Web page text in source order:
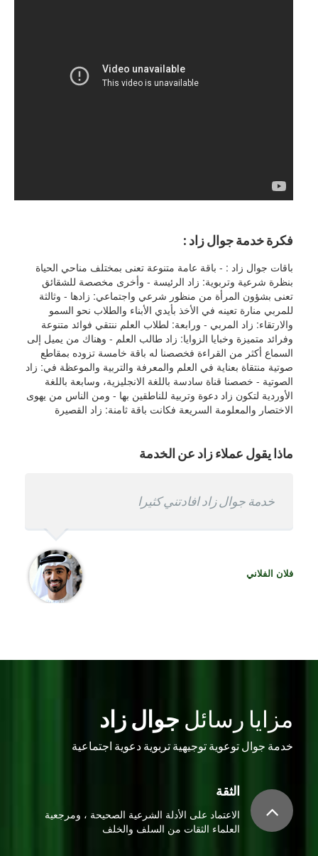
فكرة خدمة جوال زاد :
باقات جوال زاد : - باقة عامة متنوعة تعنى بمختلف مناحي الحياة
بنظرة شرعية وتربوية: زاد الرئيسة - وأخرى مخصصة للشقائق
تعنى بشؤون المرأة من منظور شرعي واجتماعي: زادها - وثالثة
للمربي منارة تعينه في الأخذ بأيدي الأبناء والطلاب نحو السمو
والارتقاء: زاد المربي - ورابعة: لطلاب العلم ننتقي فوائد متنوعة
وفرائد متميزة وخبايا الزوايا: زاد طالب العلم - وهناك من يميل إلى
السماع أكثر من القراءة فخصصنا له باقة خامسة تزوده بمقاطع
صوتية منتقاة بعناية في العلم والمعرفة والتربية والموعظة في: زاد
الصوتية - خصصنا قناة سادسة باللغة الانجليزية، وسابعة باللغة
الأوردية لتكون زاد دعوة وتربية للناطقين بها - ومن الناس من يهوى
الاختصار والمعلومة السريعة فكانت باقة ثامنة: زاد القصيرة
ماذا يقول عملاء زاد عن الخدمة
من الافضل على الأطلاق خدمة جوال زاد متميزة
فلان الفلاني
خدمة جوال زاد افادتني كثيرا
فلان الفلاني
من أفضل خدمات الجوال
أم فلان
مزايا رسائل جوال زاد
خدمة جوال توعوية توجيهية تربوية دعوية اجتماعية
الثقة
الاعتماد على الأدلة الشرعية الصحيحة ، ومرجعية
العلماء الثقات من السلف والخلف